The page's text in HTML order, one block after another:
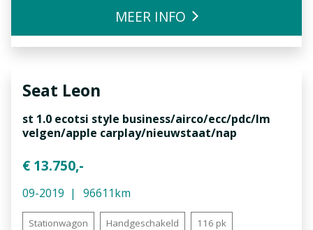
MEER INFO
Seat Leon
st 1.0 ecotsi style business/airco/ecc/pdc/lm
velgen/apple carplay/nieuwstaat/nap
€ 13.750,-
09-2019 96611km
Stationwagon Handgeschakeld 116 pk